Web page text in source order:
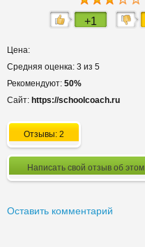
+1
Цена:
Средняя оценка: 3 из 5
Рекомендуют: 50%
Сайт: https://schoolcoach.ru
Отзывы: 2
Написать свой отзыв об этом
Оставить комментарий